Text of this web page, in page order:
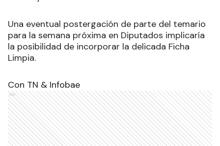
Una eventual postergación de parte del temario
para la semana próxima en Diputados implicaría
la posibilidad de incorporar la delicada Ficha
Limpia.
Con TN & Infobae
Ads